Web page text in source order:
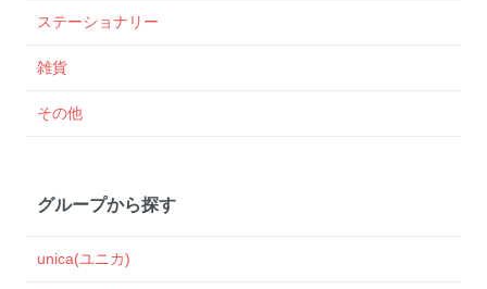
ステーショナリー
雑貨
その他
グループから探す
unica(ユニカ)